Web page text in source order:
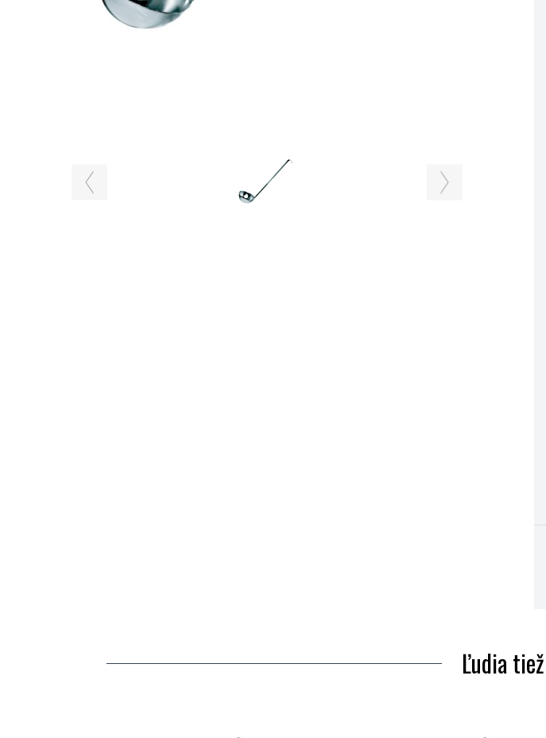
Ľudia